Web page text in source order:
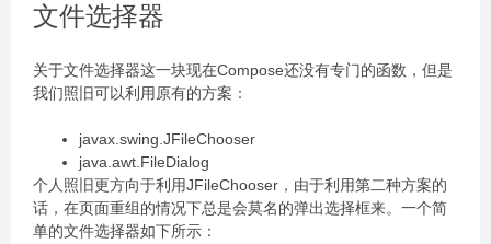
文件选择器
关于文件选择器这一块现在Compose还没有专门的函数，但是
我们照旧可以利用原有的方案：
javax.swing.JFileChooser
java.awt.FileDialog
个人照旧更方向于利用JFileChooser，由于利用第二种方案的
话，在页面重组的情况下总是会莫名的弹出选择框来。一个简
单的文件选择器如下所示：